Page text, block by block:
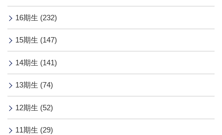
16期生 (232)
15期生 (147)
14期生 (141)
13期生 (74)
12期生 (52)
11期生 (29)